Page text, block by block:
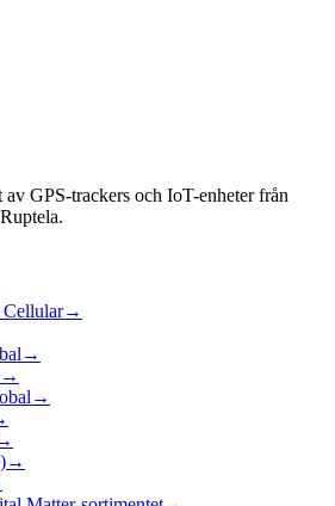
GPS-trackers och IoT-enheter från
Cellular→
→
→
→
→